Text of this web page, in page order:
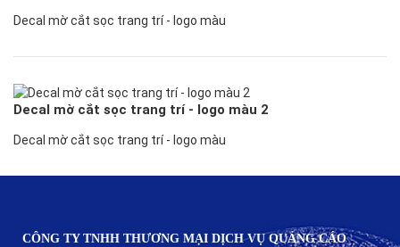
Decal mờ cắt sọc trang trí - logo màu
Decal mờ cắt sọc trang trí - logo màu 2
Decal mờ cắt sọc trang trí - logo màu
CÔNG TY TNHH THƯƠNG MẠI DỊCH VỤ QUẢNG CÁO